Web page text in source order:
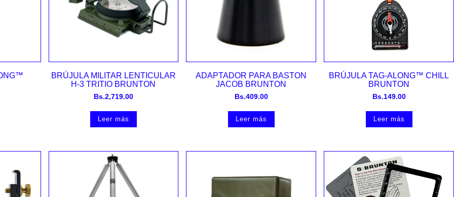
Vista rápida
BRÚJULA MILITAR LENTICULAR
H-3 TRITIO BRUNTON
Bs.2,719.00
Leer más
Vista rápida
ADAPTADOR PARA BASTON
JACOB BRUNTON
Bs.409.00
Leer más
Vista rápida
BRÚJULA TAG-ALONG™ CHILL
BRUNTON
Bs.149.00
Leer más